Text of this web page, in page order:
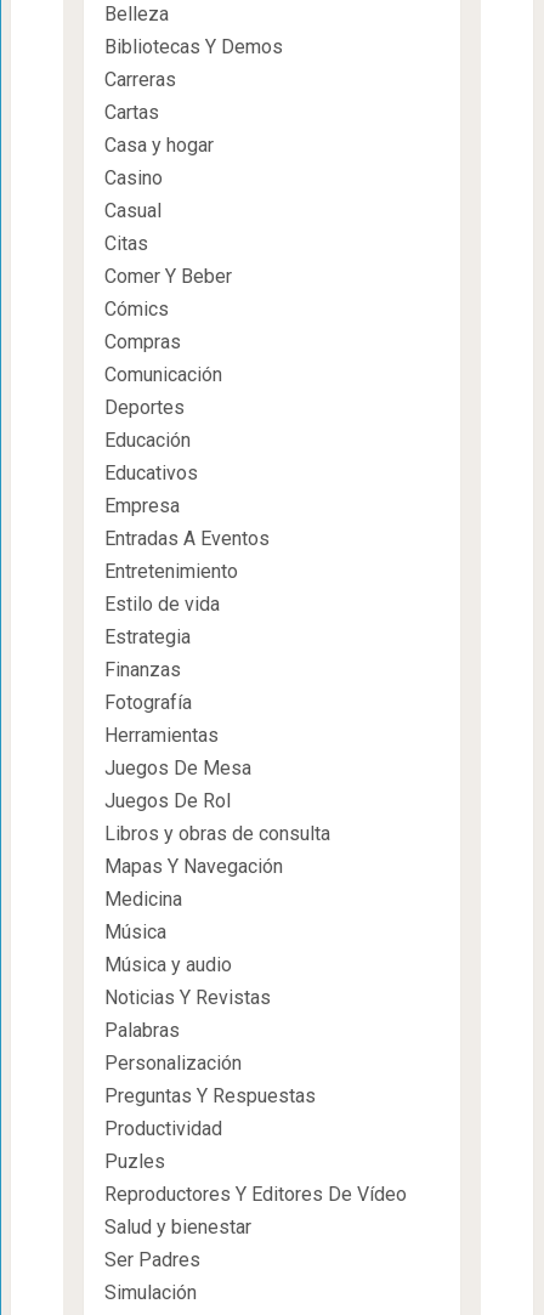
Belleza
Bibliotecas Y Demos
Carreras
Cartas
Casa y hogar
Casino
Casual
Citas
Comer Y Beber
Cómics
Compras
Comunicación
Deportes
Educación
Educativos
Empresa
Entradas A Eventos
Entretenimiento
Estilo de vida
Estrategia
Finanzas
Fotografía
Herramientas
Juegos De Mesa
Juegos De Rol
Libros y obras de consulta
Mapas Y Navegación
Medicina
Música
Música y audio
Noticias Y Revistas
Palabras
Personalización
Preguntas Y Respuestas
Productividad
Puzles
Reproductores Y Editores De Vídeo
Salud y bienestar
Ser Padres
Simulación